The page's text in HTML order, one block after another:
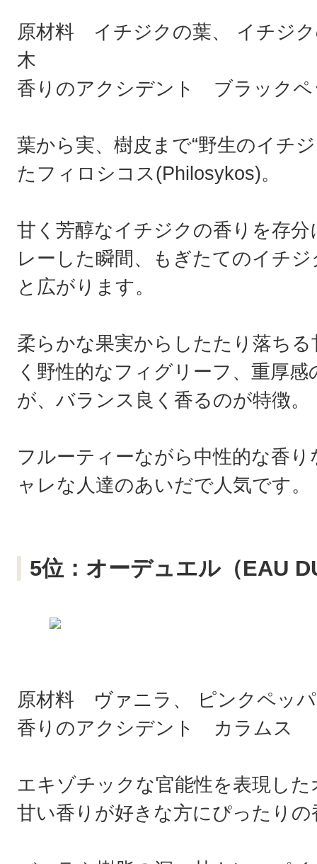
原材料 イチジクの葉、 イチジ
木
香りのアクシデント ブラックペ
葉から実、樹皮まで“野生のイチ
たフィロシコス(Philosykos)。
甘く芳醇なイチジクの香りを存
レーした瞬間、もぎたてのイチ
と広がります。
柔らかな果実からしたたり落ち
く野性的なフィグリーフ、重厚
が、バランス良く香るのが特徴。
フルーティーながら中性的な香
ャレな人達のあいだで人気です。
5位：オーデュエル（EAU
原材料 ヴァニラ、 ピンクペッ
香りのアクシデント カラムス
エキゾチックな官能性を表現し
甘い香りが好きな方にぴったりの